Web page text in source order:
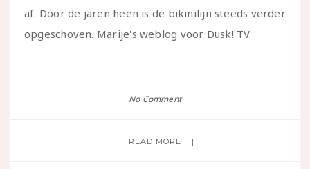
af. Door de jaren heen is de bikinilijn steeds verder
opgeschoven. Marije's weblog voor Dusk! TV.
No Comment
READ MORE